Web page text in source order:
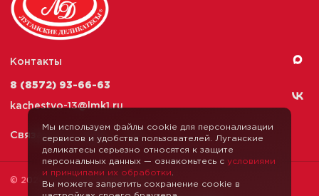
Мы используем файлы cookie для персонализации
сервисов и удобства пользователей. Луганские
деликатесы серьезно относятся к защите
персональных данных — ознакомьтесь с условиями
и принципами их обработки
Вы можете запретить сохранение cookie в
Контакты
8 (8572) 93-66-63
kachestvo-13@lmk1.ru
Связаться с нами
© 2026 Луганские Деликатесы